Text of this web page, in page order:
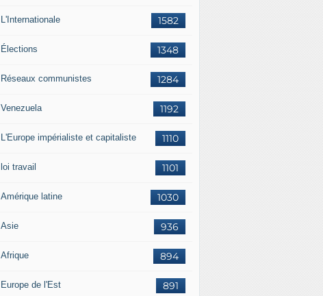
1582
L'Internationale
1348
Élections
1284
Réseaux communistes
1192
Venezuela
1110
L'Europe impérialiste et capitaliste
1101
loi travail
1030
Amérique latine
936
Asie
894
Afrique
891
Europe de l'Est